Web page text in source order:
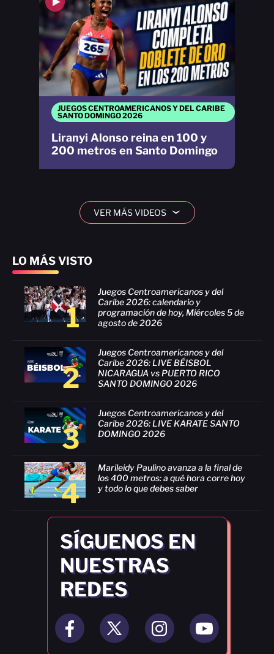
LO MÁS VISTO
1
Juegos Centroamericanos y del
Caribe 2026: calendario y
programación de hoy, Miércoles 5 de
agosto de 2026
2
Juegos Centroamericanos y del
Caribe 2026: LIVE BÉISBOL
NICARAGUA vs PUERTO RICO
SANTO DOMINGO 2026
3
Juegos Centroamericanos y del
Caribe 2026: LIVE KARATE SANTO
DOMINGO 2026
4
Marileidy Paulino avanza a la final de
los 400 metros: a qué hora corre hoy
y todo lo que debes saber
SÍGUENOS EN
NUESTRAS
REDES
JUEGOS CENTROAMERICANOS Y DEL CARIBE
SANTO DOMINGO 2026
Liranyi Alonso reina en 100 y
200 metros en Santo Domingo
VER MÁS VIDEOS ›